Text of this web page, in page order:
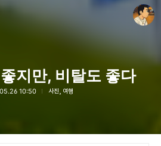
지만, 비탈도 좋다
10:50 사진, 여행
thebravepost.com